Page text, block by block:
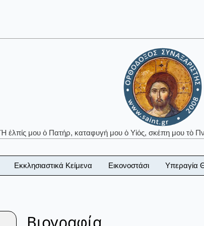
Ἡ ἐλπίς μου ὁ Πατήρ, καταφυγή μου ὁ Υἱός, σκέπη μου τὸ
Εκκλησιαστικά Κείμενα Εικονοστάσι Υπεραγία